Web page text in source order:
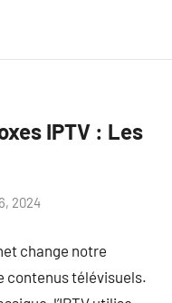
IPTV : Les
2024
change notre
contenus télévisuels.